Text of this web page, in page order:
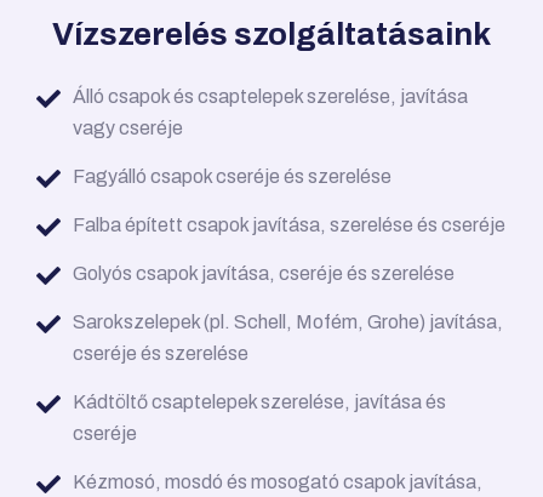
Vízszerelés szolgáltatásaink
Álló csapok és csaptelepek szerelése, javítása
vagy cseréje
Fagyálló csapok cseréje és szerelése
Falba épített csapok javítása, szerelése és cseréje
Golyós csapok javítása, cseréje és szerelése
Sarokszelepek (pl. Schell, Mofém, Grohe) javítása,
cseréje és szerelése
Kádtöltő csaptelepek szerelése, javítása és
cseréje
Kézmosó, mosdó és mosogató csapok javítása,